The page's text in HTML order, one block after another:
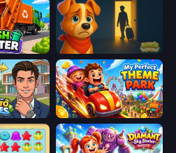
Ranch Adventures
Life Simulator: Road to Riches My Perfect Theme Park